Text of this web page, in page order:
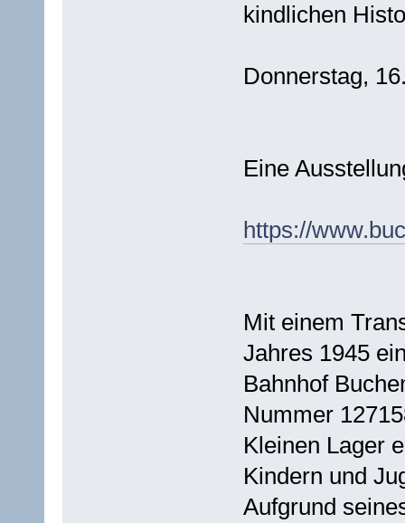
kindlichen
Donnerstag,
Eine
https://
Mit einem
Jahres 1945
Bahnhof
Nummer
Kleinen Lager
Kindern und
Aufgrund